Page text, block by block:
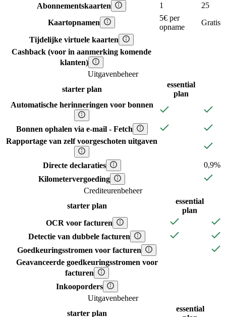
Abonnementskaarten
1
25
Kaartopnamen
5€ per
opname
Gratis
Tijdelijke virtuele kaarten
Cashback (voor in aanmerking komende
klanten)
Uitgavenbeheer
starterplan
essential
plan
Automatische herinneringen voor bonnen
Bonnen ophalen via e-mail - Fetch
Rapportage van zelf voorgeschoten uitgaven
Directe declaraties
0,9%
Kilometervergoeding
Crediteurenbeheer
starterplan
essential
plan
OCR voor facturen
Detectie van dubbele facturen
Goedkeuringsstromen voor facturen
Geavanceerde goedkeuringsstromen voor
facturen
Inkooporders
Uitgavenbeheer
starter plan
essential